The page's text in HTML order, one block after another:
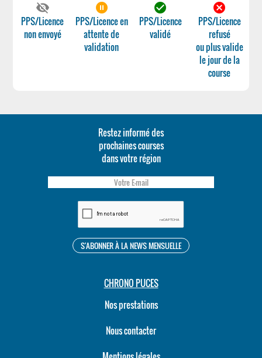
visibility_off
PPS/Licence
non envoyé
pause_circle_filled
PPS/Licence en
attente de
validation
check_circle
PPS/Licence
validé
cancel
PPS/Licence
refusé
ou plus valide
le jour de la
course
Restez informé des
prochaines courses
dans votre région
CHRONO PUCES
Nos prestations
Nous contacter